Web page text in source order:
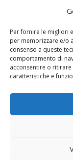
Per fornire le migliori
per memorizzare e/o
consenso a queste
comportamento di
acconsentire o
caratteristiche e
Wishlist
Checkout
CONTACT
+39
Yume